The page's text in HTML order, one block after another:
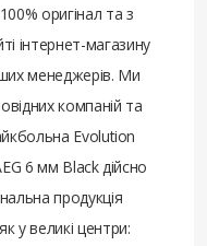
оригінал та з
інтернет-магазину
менеджерів. Ми
компаній та
Evolution
6 мм Black дійсно
продукція
у великі центри: